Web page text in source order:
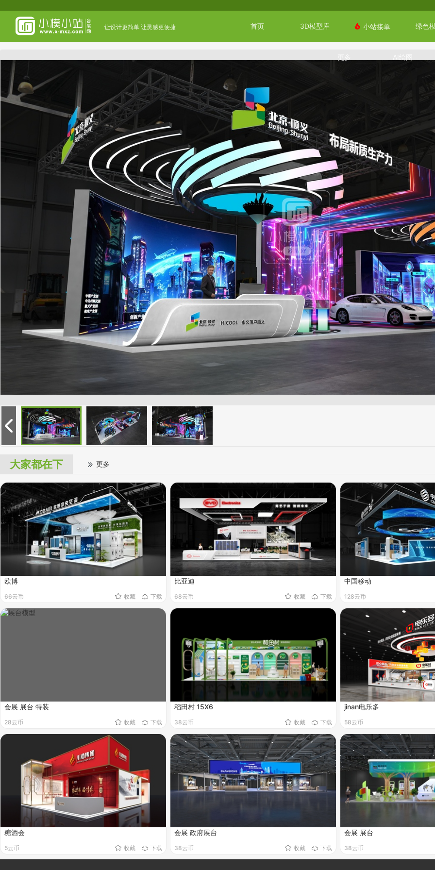
让设计更简单 让灵感更便捷 首页 3D模型库  小站接单 绿色
大家都在下 更多
欧博
66云币 收藏 下载
比亚迪
68云币 收藏 下载
中国移动
128云币
会展 展台 特装
28云币 收藏 下载
稻田村 15X6
38云币 收藏 下载
jinan电乐多
58云币
糖酒会
5云币 收藏 下载
会展 政府展台
38云币 收藏 下载
会展 展台
38云币